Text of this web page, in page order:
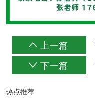
上一篇
下一篇
热点推荐